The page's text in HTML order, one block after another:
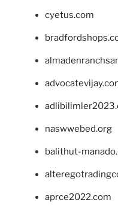
cyetus.com
naswwebed.org
balithut-
aprce2022.com